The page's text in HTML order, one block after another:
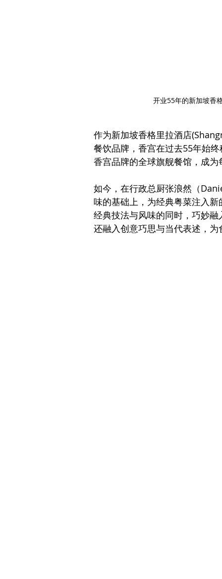
开业55年的新加坡香
作为新加坡香格里拉酒店
餐饮品牌，香宫在过去55年始
香宫品牌的全球旗舰餐馆，成为
如今，在行政总厨张浪然（
味的基础上，为经典粤菜注入
经典技法与风味的同时，巧妙
还融入创意巧思与当代表述，为